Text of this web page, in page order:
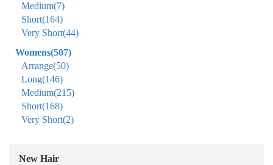
Medium(7)
Short(164)
Very Short(44)
Womens(507)
Arrange(50)
Long(146)
Medium(215)
Short(168)
Very Short(2)
New Hair